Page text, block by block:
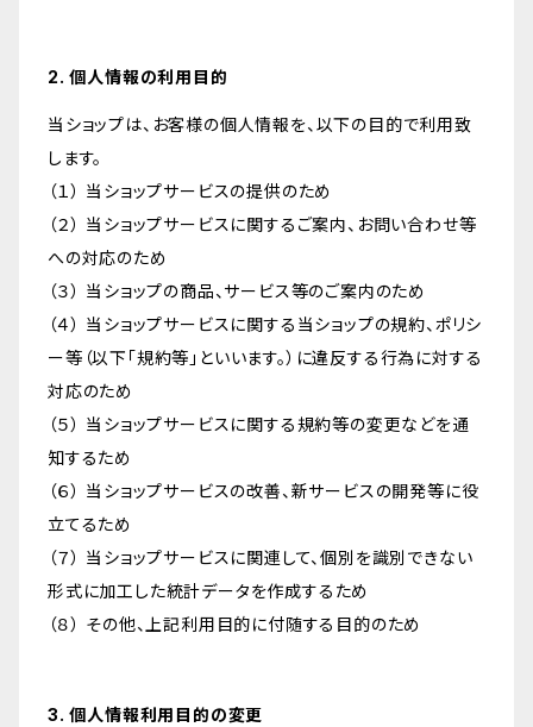
2. 個人情報の利用目的
当ショップは、お客様の個人情報を、以下の目的で利用致
します。
（１） 当ショップサービスの提供のため
（２） 当ショップサービスに関するご案内、お問い合わせ等
への対応のため
（３） 当ショップの商品、サービス等のご案内のため
（４） 当ショップサービスに関する当ショップの規約、ポリシ
ー等（以下「規約等」といいます。）に違反する行為に対する
対応のため
（５） 当ショップサービスに関する規約等の変更などを通
知するため
（６） 当ショップサービスの改善、新サービスの開発等に役
立てるため
（７） 当ショップサービスに関連して、個別を識別できない
形式に加工した統計データを作成するため
（８） その他、上記利用目的に付随する目的のため
3. 個人情報利用目的の変更